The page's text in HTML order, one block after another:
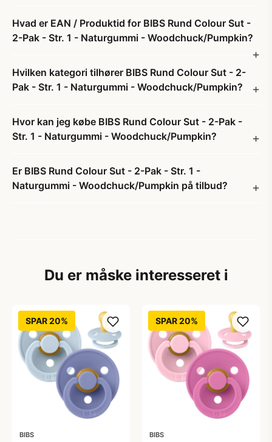
Hvad er EAN / Produktid for BIBS Rund Colour Sut -
2-Pak - Str. 1 - Naturgummi - Woodchuck/Pumpkin?
Hvilken kategori tilhører BIBS Rund Colour Sut - 2-
Pak - Str. 1 - Naturgummi - Woodchuck/Pumpkin?
Hvor kan jeg købe BIBS Rund Colour Sut - 2-Pak -
Str. 1 - Naturgummi - Woodchuck/Pumpkin?
Er BIBS Rund Colour Sut - 2-Pak - Str. 1 -
Naturgummi - Woodchuck/Pumpkin på tilbud?
Du er måske interesseret i
SPAR 20%
BIBS
SPAR 20%
BIBS